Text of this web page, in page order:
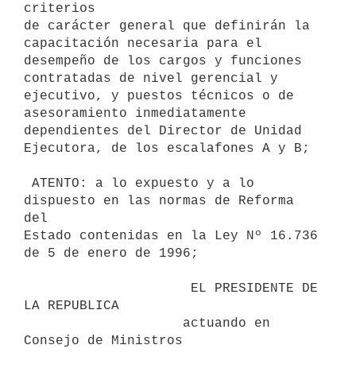
criterios
de carácter general que definirán la
capacitación necesaria para el
desempeño de los cargos y funciones
contratadas de nivel gerencial y
ejecutivo, y puestos técnicos o de
asesoramiento inmediatamente
dependientes del Director de Unidad
Ejecutora, de los escalafones A y B;
dispuesto en las normas de Reforma
del
Estado contenidas en la Ley Nº 16.736
de 5 de enero de 1996;
LA REPUBLICA
Consejo de Ministros